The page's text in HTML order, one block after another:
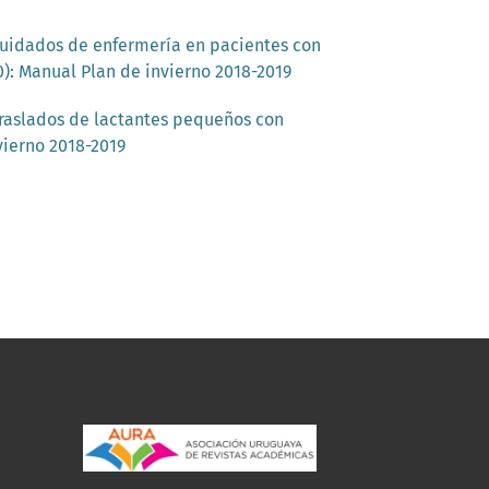
de enfermería en pacientes con
Manual Plan de invierno 2018-2019
de lactantes pequeños con
2018-2019